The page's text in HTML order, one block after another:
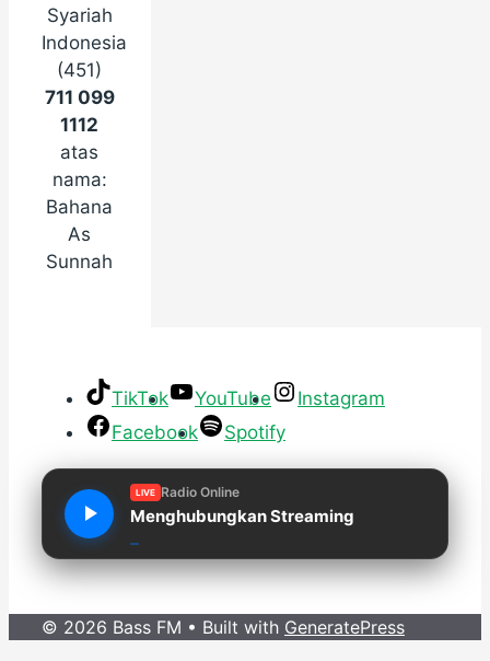
Syariah
Indonesia
(451)
711 099
1112
atas
nama:
Bahana
As
Sunnah
TikTok YouTube
Instagram
Facebook
Spotify
LIVE Radio Online
Menghubungkan Streaming
© 2026 Bass FM • Built with GeneratePress